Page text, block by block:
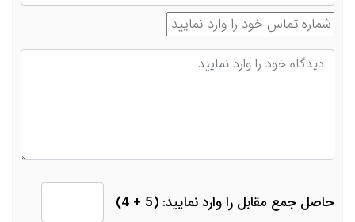
شماره تماس
دیدگاه
حاصل جمع مقابل را وارد نمایید: (5 + 4)